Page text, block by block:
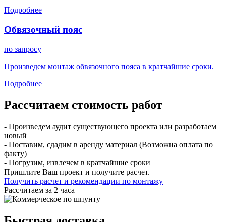
Подробнее
Обвязочный пояс
по запросу
Произведем монтаж обвязочного пояса в кратчайшие сроки.
Подробнее
Рассчитаем стоимость работ
- Произведем аудит существующего проекта или разработаем
новый
- Поставим, сдадим в аренду материал (Возможна оплата по
факту)
- Погрузим, извлечем в кратчайшие сроки
Пришлите Ваш проект и получите расчет.
Получить расчет и рекомендации по монтажу
Рассчитаем за 2 часа